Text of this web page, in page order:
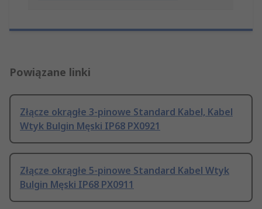
Powiązane linki
Złącze okrągłe 3-pinowe Standard Kabel, Kabel
Wtyk Bulgin Męski IP68 PX0921
Złącze okrągłe 5-pinowe Standard Kabel Wtyk
Bulgin Męski IP68 PX0911